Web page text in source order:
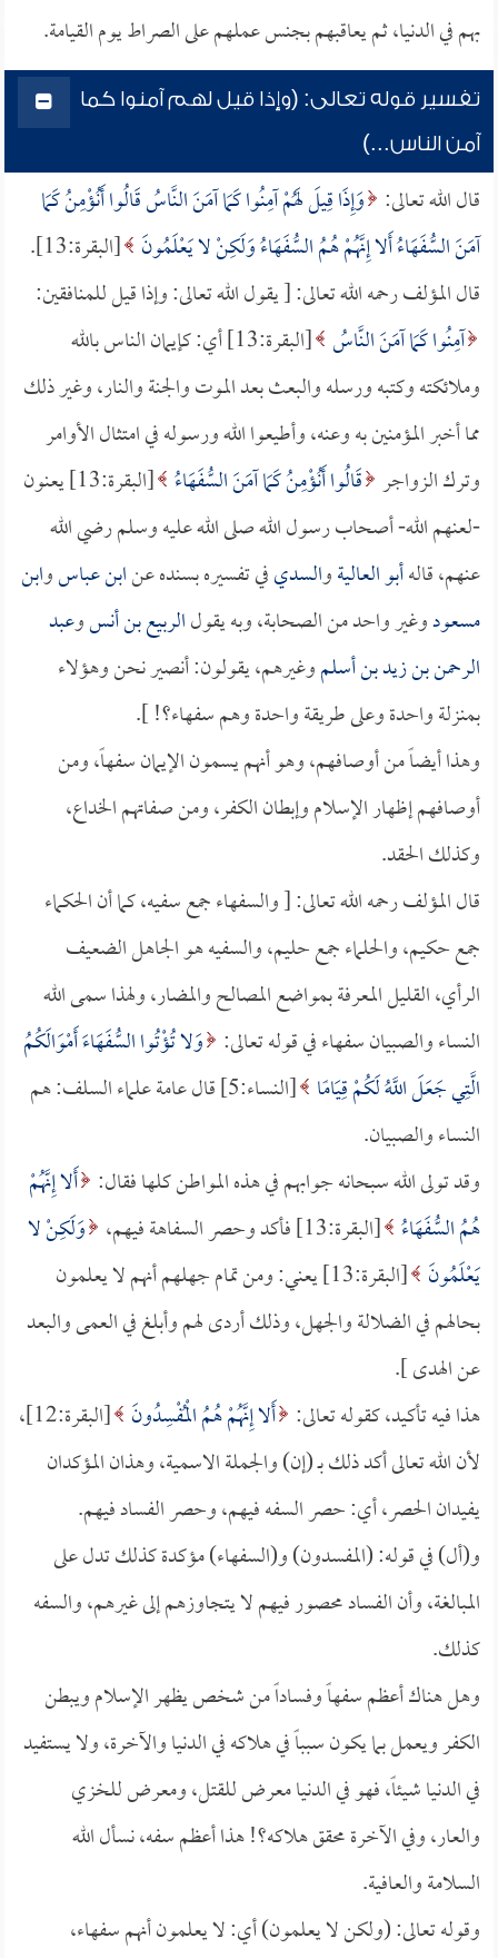
بهم في الدنيا، ثم يعاقبهم بجنس عملهم على الصراط يوم القيامة.
تفسير قوله تعالى: (وإذا قيل لهم آمنوا كما
آمن الناس...)
قال الله تعالى: وَإِذَا قِيلَ لَهُمْ آمِنُوا كَمَا آمَنَ النَّاسُ قَالُوا أَنُؤْمِنُ كَمَا
آمَنَ السُّفَهَاءُ أَلا إِنَّهُمْ هُمُ السُّفَهَاءُ وَلَكِنْ لا يَعْلَمُونَ [البقرة:13].
قال المؤلف رحمه الله تعالى: [ يقول الله تعالى: وإذا قيل للمنافقين:
آمِنُوا كَمَا آمَنَ النَّاسُ
[البقرة:13] أي: كإيمان الناس بالله
وملائكته وكتبه ورسله والبعث بعد الموت والجنة والنار، وغير ذلك
مما أخبر المؤمنين به وعنه، وأطيعوا الله ورسوله في امتثال الأوامر
وترك الزواجر قَالُوا أَنُؤْمِنُ كَمَا آمَنَ السُّفَهَاءُ
[البقرة:13] يعنون
-لعنهم الله- أصحاب رسول الله صلى الله عليه وسلم رضي الله
عنهم، قالهأبو العاليةوالسديفي تفسيره بسنده عنابن عباسوابن
مسعودوغير واحد من الصحابة، وبه يقولالربيع بن أنسوعبد
الرحمن بن زيد بن أسلموغيرهم، يقولون: أنصير نحن وهؤلاء
بمنزلة واحدة وعلى طريقة واحدة وهم سفهاء؟! ].
وهذا أيضاً من أوصافهم، وهو أنهم يسمون الإيمان سفهاً، ومن
أوصافهم إظهار الإسلام وإبطان الكفر، ومن صفاتهم الخداع،
وكذلك الحقد.
قال المؤلف رحمه الله تعالى: [ والسفهاء جمع سفيه، كما أن الحكماء
جمع حكيم، والحلماء جمع حليم، والسفيه هو الجاهل الضعيف
الرأي، القليل المعرفة بمواضع المصالح والمضار، ولهذا سمى الله
النساء والصبيان سفهاء في قوله تعالى: وَلا تُؤْتُوا السُّفَهَاءَ أَمْوَالَكُمُ
الَّتِي جَعَلَ اللَّهُ لَكُمْ قِيَامًا
[النساء:5] قال عامة علماء السلف: هم
النساء والصبيان.
وقد تولى الله سبحانه جوابهم في هذه المواطن كلها فقال: أَلا إِنَّهُمْ
هُمُ السُّفَهَاءُ [البقرة:13] فأكد وحصر السفاهة فيهم،
وَلَكِنْ لا
يَعْلَمُونَ
[البقرة:13] يعني: ومن تمام جهلهم أنهم لا يعلمون
بحالهم في الضلالة والجهل، وذلك أردى لهم وأبلغ في العمى والبعد
عن الهدى ].
هذا فيه تأكيد، كقوله تعالى: أَلا إِنَّهُمْ هُمُ الْمُفْسِدُونَ
[البقرة:12]،
لأن الله تعالى أكد ذلك بـ (إن) والجملة الاسمية، وهذان المؤكدان
يفيدان الحصر، أي: حصر السفه فيهم، وحصر الفساد فيهم.
و(أل) في قوله: (المفسدون) و(السفهاء) مؤكدة كذلك تدل على
المبالغة، وأن الفساد محصور فيهم لا يتجاوزهم إلى غيرهم، والسفه
كذلك.
وهل هناك أعظم سفهاً وفساداً من شخص يظهر الإسلام ويبطن
الكفر ويعمل بما يكون سبباً في هلاكه في الدنيا والآخرة، ولا يستفيد
في الدنيا شيئاً، فهو في الدنيا معرض للقتل، ومعرض للخزي
والعار، وفي الآخرة محقق هلاكه؟! هذا أعظم سفه، نسأل الله
السلامة والعافية.
وقوله تعالى: (ولكن لا يعلمون) أي: لا يعلمون أنهم سفهاء،